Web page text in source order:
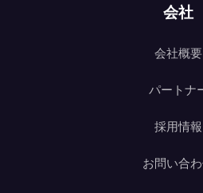
会社
会社概要
パートナ
採用情報
お問い合